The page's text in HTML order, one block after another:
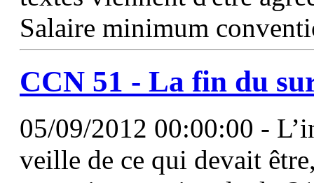
Salaire minimum
CCN 51 - La fin du
05/09/2012 00:00:00 -
veille de ce qui devait